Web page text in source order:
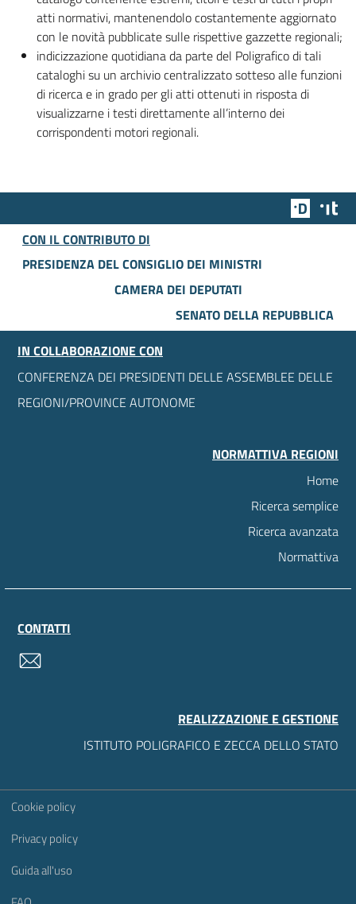
atti normativi, mantenendolo costantemente aggiornato
con le novità pubblicate sulle rispettive gazzette regionali;
indicizzazione quotidiana da parte del Poligrafico di tali
cataloghi su un archivio centralizzato sotteso alle funzioni
di ricerca e in grado per gli atti ottenuti in risposta di
visualizzarne i testi direttamente all’interno dei
corrispondenti motori regionali.
Team
CON IL CONTRIBUTO DI
PRESIDENZA DEL CONSIGLIO DEI MINISTRI
CAMERA DEI DEPUTATI
SENATO DELLA REPUBBLICA
IN COLLABORAZIONE CON
CONFERENZA DEI PRESIDENTI DELLE ASSEMBLEE DELLE
REGIONI/PROVINCE AUTONOME
NORMATTIVA REGIONI
Home
Ricerca semplice
Ricerca avanzata
Normattiva
CONTATTI
REALIZZAZIONE E GESTIONE
ISTITUTO POLIGRAFICO E ZECCA DELLO STATO
Sezione Link Utili
Cookie policy
Privacy policy
Guida all'uso